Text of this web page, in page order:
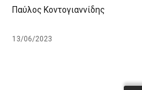
Παύλος Κοντογιαννίδης
13/06/2023